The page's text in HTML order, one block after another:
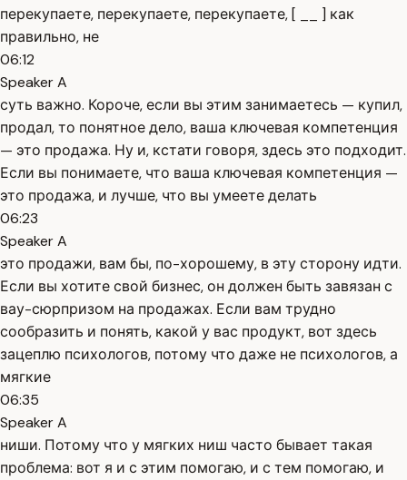
перекупаете, перекупаете, перекупаете, [ __ ] как
правильно, не
06:12
Speaker A
суть важно. Короче, если вы этим занимаетесь — купил,
продал, то понятное дело, ваша ключевая компетенция
— это продажа. Ну и, кстати говоря, здесь это подходит.
Если вы понимаете, что ваша ключевая компетенция —
это продажа, и лучше, что вы умеете делать
06:23
Speaker A
это продажи, вам бы, по-хорошему, в эту сторону идти.
Если вы хотите свой бизнес, он должен быть завязан с
вау-сюрпризом на продажах. Если вам трудно
сообразить и понять, какой у вас продукт, вот здесь
зацеплю психологов, потому что даже не психологов, а
мягкие
06:35
Speaker A
ниши. Потому что у мягких ниш часто бывает такая
проблема: вот я и с этим помогаю, и с тем помогаю, и